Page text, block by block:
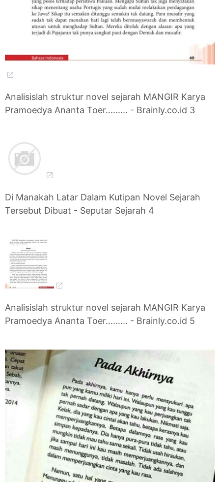
Analisislah struktur novel sejarah MANGIR Karya
Pramoedya Ananta Toer......... - Brainly.co.id 3
Di Manakah Latar Dalam Kutipan Novel Sejarah
Tersebut Dibuat - Seputar Sejarah 4
Analisislah struktur novel sejarah MANGIR Karya
Pramoedya Ananta Toer......... - Brainly.co.id 5